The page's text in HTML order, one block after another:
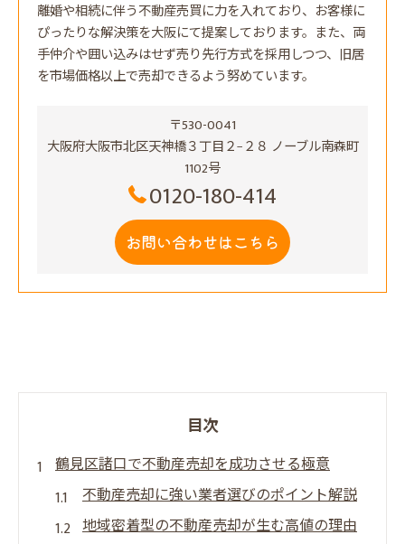
離婚や相続に伴う不動産売買に力を入れており、お客様に
ぴったりな解決策を大阪にて提案しております。また、両
手仲介や囲い込みはせず売り先行方式を採用しつつ、旧居
を市場価格以上で売却できるよう努めています。
〒530-0041
大阪府大阪市北区天神橋３丁目２−２８ ノーブル南森町
1102号
0120-180-414
お問い合わせはこちら
目次
鶴見区諸口で不動産売却を成功させる極意
不動産売却に強い業者選びのポイント解説
地域密着型の不動産売却が生む高値の理由